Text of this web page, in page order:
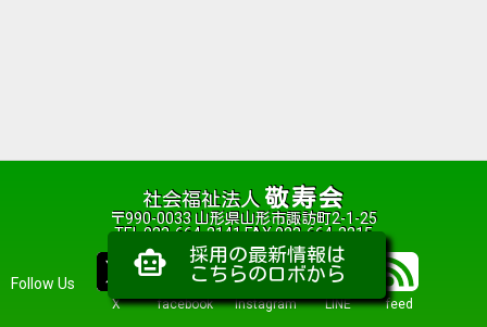
社会福祉法人敬寿会
〒990-0033 山形県山形市諏訪町2-1-25
TEL 023-664-2141 FAX 023-664-2215
Follow Us
X facebook Instagram LINE feed
smart_toy
採用の最新情報は
こちらのロボから